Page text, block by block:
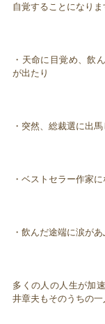
自覚することになりま
・天命に目覚め、飲
が出たり
・突然、総裁選に出馬
・ベストセラー作家に
・飲んだ途端に涙があ
多くの人の人生が加
井章夫もそのうちの一